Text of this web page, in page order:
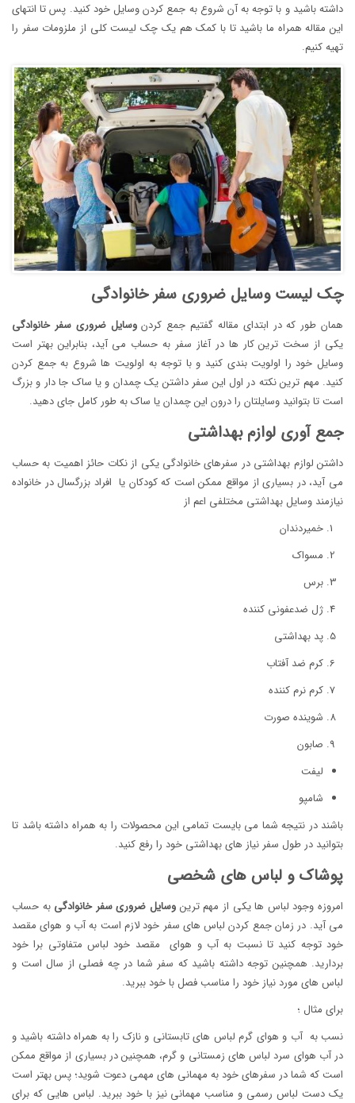
داشته باشید و با توجه به آن شروع به جمع کردن وسایل خود کنید. پس تا انتهای
این مقاله همراه ما باشید تا با کمک هم یک چک لیست کلی از ملزومات سفر را
تهیه کنیم.
چک لیست وسایل ضروری سفر خانوادگی
همان طور که در ابتدای مقاله گفتیم جمع کردنوسایل ضروری سفر خانوادگی
یکی از سخت ترین کار ها در آغاز سفر به حساب می آید، بنابراین بهتر است
وسایل خود را اولویت بندی کنید و با توجه به اولویت ها شروع به جمع کردن
کنید. مهم ترین نکته در اول این سفر داشتن یک چمدان و یا ساک جا دار و بزرگ
است تا بتوانید وسایلتان را درون این چمدان یا ساک به طور کامل جای دهید.
جمع آوری لوازم بهداشتی
داشتن لوازم بهداشتی در سفرهای خانوادگی یکی از نکات حائز اهمیت به حساب
می ‌آید، در بسیاری از مواقع ممکن است که کودکان یا افراد بزرگسال در خانواده
نیازمند وسایل بهداشتی مختلفی اعم از
خمیردندان
مسواک
برس
ژل ضدعفونی کننده
پد بهداشتی
کرم ضد آفتاب
کرم نرم کننده
شوینده صورت
صابون
لیفت
شامپو
باشند در نتیجه شما می بایست تمامی این محصولات را به همراه داشته باشد تا
بتوانید در طول سفر نیاز های بهداشتی خود را رفع کنید.
پوشاک و لباس های شخصی
امروزه وجود لباس ها یکی از مهم ترین وسایل ضروری سفر خانوادگی به حساب
می آید. در زمان جمع کردن لباس های سفر خود لازم است به آب و هوای مقصد
خود توجه کنید تا نسبت به آب و هوای مقصد خود لباس متفاوتی برا خود
بردارید. همچنین توجه داشته باشید که سفر شما در چه فصلی از سال است و
لباس های مورد نیاز خود را مناسب فصل با خود ببرید.
برای مثال ؛
نسب به آب و هوای گرم لباس های تابستانی و نازک را به همراه داشته باشید و
در آب هوای سرد لباس های زمستانی و گرم، همچنین در بسیاری از مواقع ممکن
است که شما در سفرهای خود به مهمانی های مهمی دعوت شوید؛ پس بهتر است
یک دست لباس رسمی و مناسب مهمانی نیز با خود ببرید. لباس هایی که برای